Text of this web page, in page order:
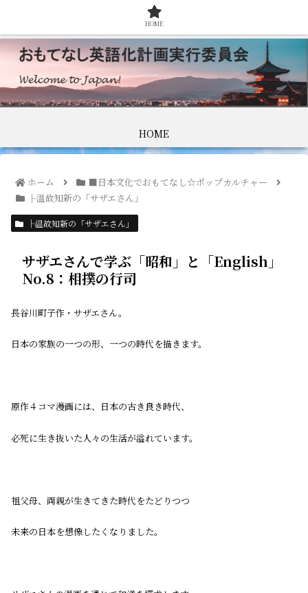
HOME
ホーム
■日本文化でおもてなし☆ポップカルチャー
├温故知新の「サザエさん」
├温故知新の「サザエさん」
サザエさんで学ぶ「昭和」と「English」
No.8：相撲の行司
長谷川町子作・サザエさん。
日本の家族の一つの形、一つの時代を描きます。
原作４コマ漫画には、日本の古き良き時代、
必死に生き抜いた人々の生活が溢れています。
祖父母、両親が生きてきた時代をたどりつつ
未来の日本を想像したくなりました。
HOME